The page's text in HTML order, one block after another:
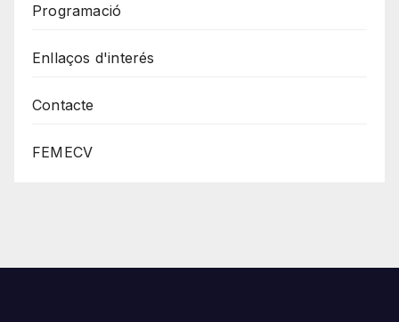
Programació
Enllaços d'interés
Contacte
FEMECV